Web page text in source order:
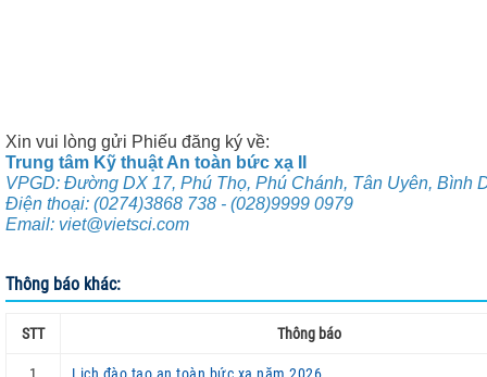
Xin vui lòng gửi Phiếu đăng ký về:
Trung tâm Kỹ thuật An toàn bức xạ II
VPGD: Đường DX 17, Phú Thọ, Phú Chánh, Tân Uyên, Bình
Điện thoại: (0274)3868 738 - (028)9999 0979
Email: viet@vietsci.com
Thông báo khác:
STT Thông báo
1 Lịch đào tạo an toàn bức xạ năm 2026